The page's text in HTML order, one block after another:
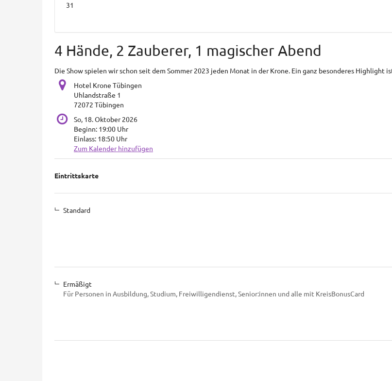
31
4 Hände, 2 Zauberer, 1 magischer Abend
Die Show spielen wir schon seit dem Sommer 2023 jeden Monat in der Krone. Ein ganz besonderes Highlight
Hotel Krone Tübingen
Uhlandstraße 1
72072 Tübingen
So, 18. Oktober 2026
Beginn: 19:00 Uhr
Einlass: 18:50 Uhr
Zum Kalender hinzufügen
Eintrittskarte
Standard
Ermäßigt
Für Personen in Ausbildung, Studium, Freiwilligendienst, Senior:innen und alle mit KreisBonusCard